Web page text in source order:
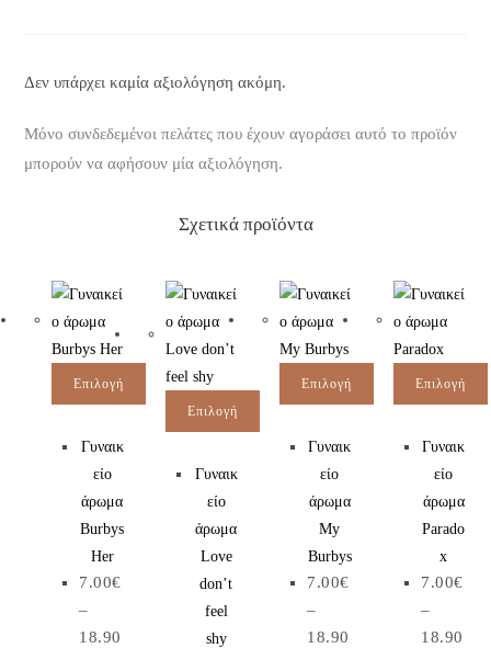
Δεν υπάρχει καμία αξιολόγηση ακόμη.
Μόνο συνδεδεμένοι πελάτες που έχουν αγοράσει αυτό το προϊόν
μπορούν να αφήσουν μία αξιολόγηση.
Σχετικά προϊόντα
Επιλογή
Γυναικ
είο
άρωμα
Burbys
Her
7.00€
–
18.90
Επιλογή
Γυναικ
είο
άρωμα
Love
don’t
feel
shy
Επιλογή
Γυναικ
είο
άρωμα
My
Burbys
7.00€
–
18.90
Επιλογή
Γυναικ
είο
άρωμα
Parado
x
7.00€
–
18.90